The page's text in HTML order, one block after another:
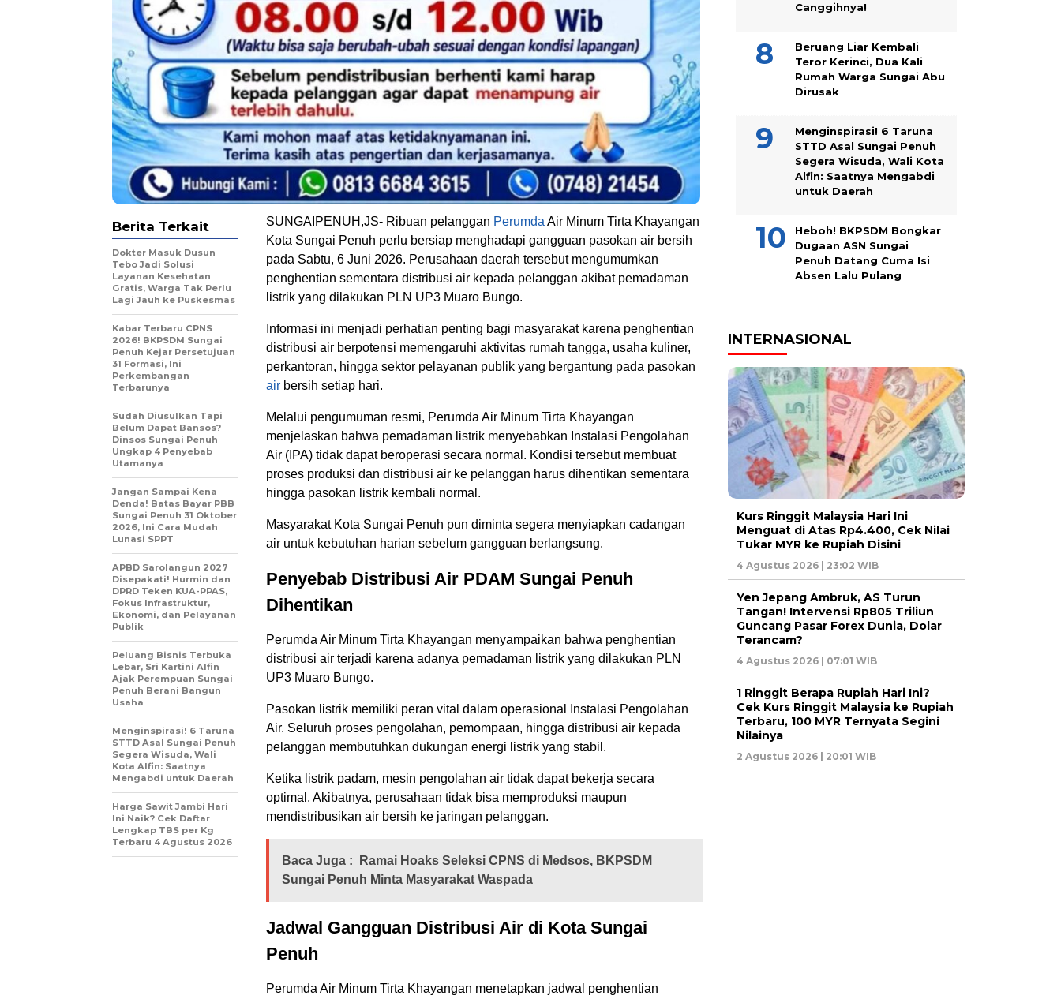
SUNGAIPENUH,JS- Ribuan pelanggan Perumda Air Minum Tirta Khayangan
Kota Sungai Penuh perlu bersiap menghadapi gangguan pasokan air bersih
pada Sabtu, 6 Juni 2026. Perusahaan daerah tersebut mengumumkan
penghentian sementara distribusi air kepada pelanggan akibat pemadaman
listrik yang dilakukan PLN UP3 Muaro Bungo.
Informasi ini menjadi perhatian penting bagi masyarakat karena penghentian
distribusi air berpotensi memengaruhi aktivitas rumah tangga, usaha kuliner,
perkantoran, hingga sektor pelayanan publik yang bergantung pada pasokan
air bersih setiap hari.
Melalui pengumuman resmi, Perumda Air Minum Tirta Khayangan
menjelaskan bahwa pemadaman listrik menyebabkan Instalasi Pengolahan
Air (IPA) tidak dapat beroperasi secara normal. Kondisi tersebut membuat
proses produksi dan distribusi air ke pelanggan harus dihentikan sementara
hingga pasokan listrik kembali normal.
Masyarakat Kota Sungai Penuh pun diminta segera menyiapkan cadangan
air untuk kebutuhan harian sebelum gangguan berlangsung.
Penyebab Distribusi Air PDAM Sungai Penuh
Dihentikan
Perumda Air Minum Tirta Khayangan menyampaikan bahwa penghentian
distribusi air terjadi karena adanya pemadaman listrik yang dilakukan PLN
UP3 Muaro Bungo.
Pasokan listrik memiliki peran vital dalam operasional Instalasi Pengolahan
Air. Seluruh proses pengolahan, pemompaan, hingga distribusi air kepada
pelanggan membutuhkan dukungan energi listrik yang stabil.
Ketika listrik padam, mesin pengolahan air tidak dapat bekerja secara
optimal. Akibatnya, perusahaan tidak bisa memproduksi maupun
mendistribusikan air bersih ke jaringan pelanggan.
Baca Juga :
Ramai Hoaks Seleksi CPNS di Medsos, BKPSDM
Sungai Penuh Minta Masyarakat Waspada
Jadwal Gangguan Distribusi Air di Kota Sungai
Penuh
Perumda Air Minum Tirta Khayangan menetapkan jadwal penghentian
Berita Terkait
Dokter Masuk Dusun
Tebo Jadi Solusi
Layanan Kesehatan
Gratis, Warga Tak Perlu
Lagi Jauh ke Puskesmas
Kabar Terbaru CPNS
2026! BKPSDM Sungai
Penuh Kejar Persetujuan
31 Formasi, Ini
Perkembangan
Terbarunya
Sudah Diusulkan Tapi
Belum Dapat Bansos?
Dinsos Sungai Penuh
Ungkap 4 Penyebab
Utamanya
Jangan Sampai Kena
Denda! Batas Bayar PBB
Sungai Penuh 31 Oktober
2026, Ini Cara Mudah
Lunasi SPPT
APBD Sarolangun 2027
Disepakati! Hurmin dan
DPRD Teken KUA-PPAS,
Fokus Infrastruktur,
Ekonomi, dan Pelayanan
Publik
Peluang Bisnis Terbuka
Lebar, Sri Kartini Alfin
Ajak Perempuan Sungai
Penuh Berani Bangun
Usaha
Menginspirasi! 6 Taruna
STTD Asal Sungai Penuh
Segera Wisuda, Wali
Kota Alfin: Saatnya
Mengabdi untuk Daerah
Harga Sawit Jambi Hari
Ini Naik? Cek Daftar
Lengkap TBS per Kg
Terbaru 4 Agustus 2026
Canggihnya!
Beruang Liar Kembali
Teror Kerinci, Dua Kali
Rumah Warga Sungai Abu
Dirusak
Menginspirasi! 6 Taruna
STTD Asal Sungai Penuh
Segera Wisuda, Wali Kota
Alfin: Saatnya Mengabdi
untuk Daerah
Heboh! BKPSDM Bongkar
Dugaan ASN Sungai
Penuh Datang Cuma Isi
Absen Lalu Pulang
INTERNASIONAL
Kurs Ringgit Malaysia Hari Ini
Menguat di Atas Rp4.400, Cek Nilai
Tukar MYR ke Rupiah Disini
4 Agustus 2026 | 23:02 WIB
Yen Jepang Ambruk, AS Turun
Tangan! Intervensi Rp805 Triliun
Guncang Pasar Forex Dunia, Dolar
Terancam?
4 Agustus 2026 | 07:01 WIB
1 Ringgit Berapa Rupiah Hari Ini?
Cek Kurs Ringgit Malaysia ke Rupiah
Terbaru, 100 MYR Ternyata Segini
Nilainya
2 Agustus 2026 | 20:01 WIB